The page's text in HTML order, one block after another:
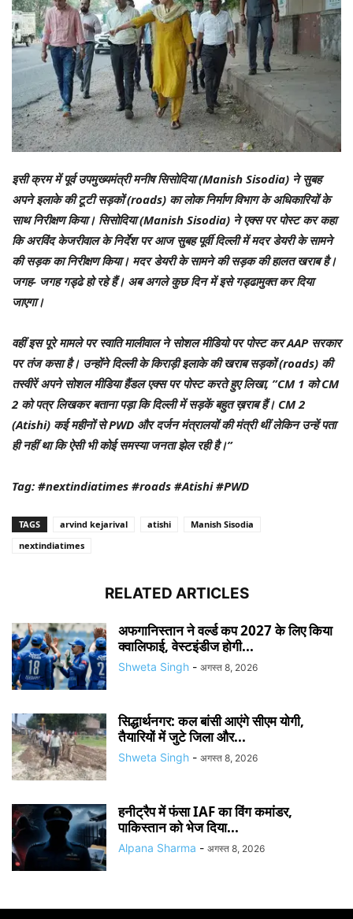
इसी क्रम में पूर्व उपमुख्यमंत्री मनीष सिसोदिया (Manish Sisodia) ने सुबह
अपने इलाके की टूटी सड़कों (roads) का लोक निर्माण विभाग के अधिकारियों के
साथ निरीक्षण किया। सिसोदिया (Manish Sisodia) ने एक्स पर पोस्ट कर कहा
कि अरविंद केजरीवाल के निर्देश पर आज सुबह पूर्वी दिल्ली में मदर डेयरी के सामने
की सड़क का निरीक्षण किया। मदर डेयरी के सामने की सड़क की हालत खराब है।
जगह- जगह गड्ढे हो रहे हैं। अब अगले कुछ दिन में इसे गड्ढामुक्त कर दिया
जाएगा।
वहीं इस पूरे मामले पर स्वाति मालीवाल ने सोशल मीडियो पर पोस्ट कर AAP सरकार
पर तंज कसा है। उन्होंने दिल्ली के किराड़ी इलाके की खराब सड़कों (roads) की
तस्वीरें अपने सोशल मीडिया हैंडल एक्स पर पोस्ट करते हुए लिखा, ”CM 1 को CM
2 को पत्र लिखकर बताना पड़ा कि दिल्ली में सड़कें बहुत ख़राब हैं। CM 2
(Atishi) कई महीनों से PWD और दर्जन मंत्रालयों की मंत्री थीं लेकिन उन्हें पता
ही नहीं था कि ऐसी भी कोई समस्या जनता झेल रही है।”
Tag: #nextindiatimes #roads #Atishi #PWD
TAGS arvind kejarival atishi
Manish Sisodia
nextindiatimes
RELATED ARTICLES
अफगानिस्तान ने वर्ल्ड कप 2027 के लिए किया
क्वालिफाई, वेस्टइंडीज होगी...
Shweta Singh - अगस्त 8, 2026
सिद्धार्थनगर: कल बांसी आएंगे सीएम योगी,
तैयारियों में जुटे जिला और...
Shweta Singh - अगस्त 8, 2026
हनीट्रैप में फंसा IAF का विंग कमांडर,
पाकिस्तान को भेज दिया...
Alpana Sharma - अगस्त 8, 2026